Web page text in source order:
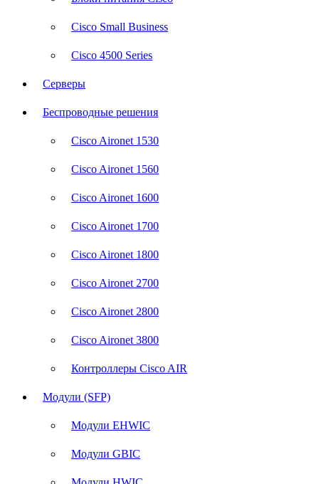
Cisco Small Business
Cisco 4500 Series
Серверы
Беспроводные решения
Cisco Aironet 1530
Cisco Aironet 1560
Cisco Aironet 1600
Cisco Aironet 1700
Cisco Aironet 1800
Cisco Aironet 2700
Cisco Aironet 2800
Cisco Aironet 3800
Контроллеры Cisco AIR
Модули (SFP)
Модули EHWIC
Модули GBIC